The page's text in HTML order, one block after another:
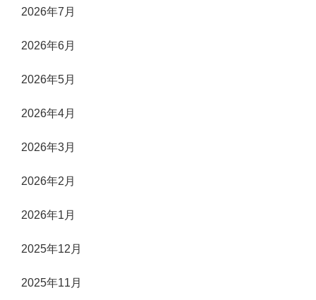
2026年7月
2026年6月
2026年5月
2026年4月
2026年3月
2026年2月
2026年1月
2025年12月
2025年11月